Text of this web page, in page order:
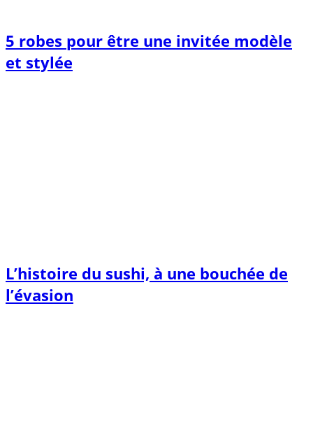
5 robes pour être une invitée modèle
et stylée
L’histoire du sushi, à une bouchée de
l’évasion